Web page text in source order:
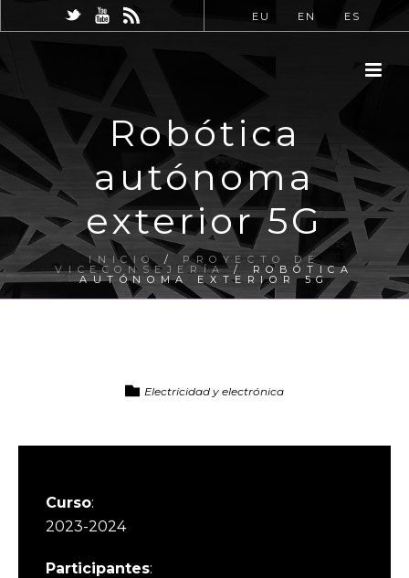
EU EN ES
Robótica
autónoma
exterior 5G
INICIO / PROYECTO DE
VICECONSEJERÍA/ ROBÓTICA
AUTÓNOMA EXTERIOR 5G
Electricidad y electrónica
Curso:
2023-2024
Participantes: